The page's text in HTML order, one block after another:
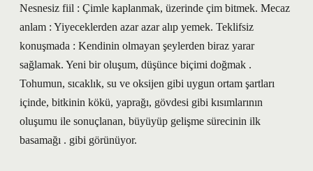
Nesnesiz fiil : Çimle kaplanmak, üzerinde çim bitmek. Mecaz
anlam : Yiyeceklerden azar azar alıp yemek. Teklifsiz
konuşmada : Kendinin olmayan şeylerden biraz yarar
sağlamak. Yeni bir oluşum, düşünce biçimi doğmak .
Tohumun, sıcaklık, su ve oksijen gibi uygun ortam şartları
içinde, bitkinin kökü, yaprağı, gövdesi gibi kısımlarının
oluşumu ile sonuçlanan, büyüyüp gelişme sürecinin ilk
basamağı . gibi görünüyor.